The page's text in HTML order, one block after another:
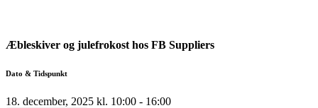
Æbleskiver og julefrokost hos FB Suppliers
Dato & Tidspunkt
18. december, 2025 kl. 10:00 - 16:00